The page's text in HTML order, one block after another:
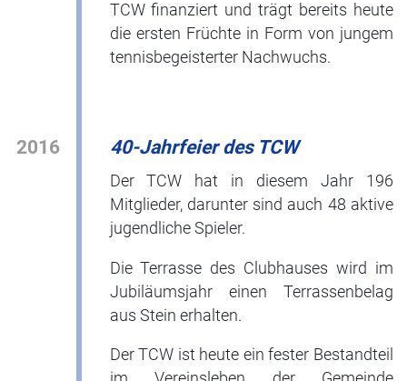
TCW finanziert und trägt bereits heute
die ersten Früchte in Form von jungem
tennisbegeisterter Nachwuchs.
2016 40-Jahrfeier des TCW
Der TCW hat in diesem Jahr 196
Mitglieder, darunter sind auch 48 aktive
jugendliche Spieler.
Die Terrasse des Clubhauses wird im
Jubiläumsjahr einen Terrassenbelag
aus Stein erhalten.
Der TCW ist heute ein fester Bestandteil